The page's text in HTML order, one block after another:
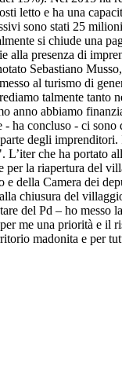
letto e ha una
sono stati 25
si chiude una
alla presenza di
Sebastiano
al turismo di
talmente tanto
anno abbiamo
ha concluso - ci
degli
L’iter che ha portato
la riapertura del
della Camera dei
chiusura del
del Pd – ho messo
me una priorità e il
madonita e per